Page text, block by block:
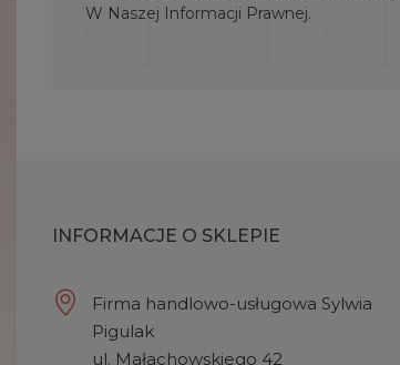
W Naszej Informacji Prawnej.
INFORMACJE O SKLEPIE
Firma handlowo-usługowa Sylwia
Pigulak
ul. Małachowskiego 42